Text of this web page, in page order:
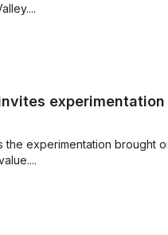
experimentation -
experimentation brought on